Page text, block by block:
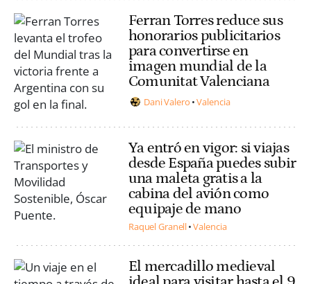
Ferran Torres reduce sus
honorarios publicitarios
para convertirse en
imagen mundial de la
Comunitat Valenciana
Dani Valero Valencia
Ya entró en vigor: si viajas
desde España puedes subir
una maleta gratis a la
cabina del avión como
equipaje de mano
Raquel Granell Valencia
El mercadillo medieval